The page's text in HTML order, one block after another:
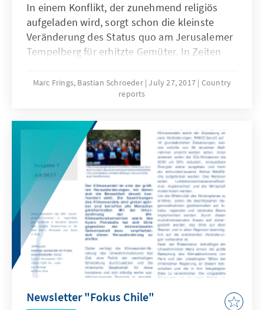
In einem Konflikt, der zunehmend religiös
aufgeladen wird, sorgt schon die kleinste
Veränderung des Status quo am Jerusalemer
Tempelberg für erhitzte Gemüter. In Zeiten
Eskalationspotential besonders hoch, wie die
Vergangenheit gezeigt hat. Die aktuelle Krise
besseren Krisenmanagement verhindert
werden können.
Marc Frings, Bastian Schroeder July 27, 2017 Country
reports
Newsletter "Fokus Chile"